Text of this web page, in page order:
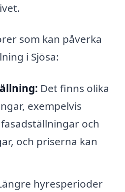
som kan påverka
i Sjösa:
Det finns olika
exempelvis
och
och priserna kan
hyresperioder